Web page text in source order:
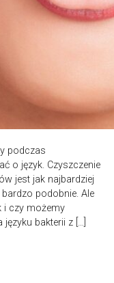
podczas
o język. Czyszczenie
jest jak najbardziej
podobnie. Ale
i czy możemy
bakterii z […]